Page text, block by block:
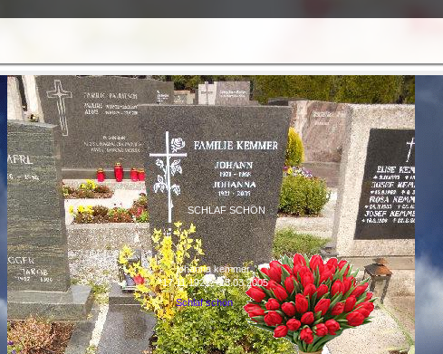
johanna kemmer
*17.11.1921-+15.03.2005
Schlaf schön
SCHLAF SCHÖN